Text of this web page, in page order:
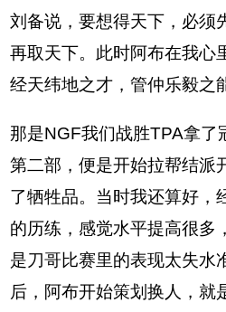
刘备说，要想得天下，必须
再取天下。此时阿布在我心
经天纬地之才，管仲乐毅之
那是NGF我们战胜TPA拿了
第二部，便是开始拉帮结派
了牺牲品。当时我还算好，
的历练，感觉水平提高很多
是刀哥比赛里的表现太失水
后，阿布开始策划换人，就